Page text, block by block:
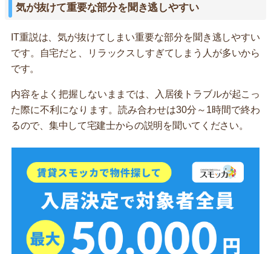
気が抜けて重要な部分を聞き逃しやすい
IT重説は、気が抜けてしまい重要な部分を聞き逃しやすい
です。自宅だと、リラックスしすぎてしまう人が多いから
です。
内容をよく把握しないままでは、入居後トラブルが起こっ
た際に不利になります。読み合わせは30分～1時間で終わ
るので、集中して宅建士からの説明を聞いてください。